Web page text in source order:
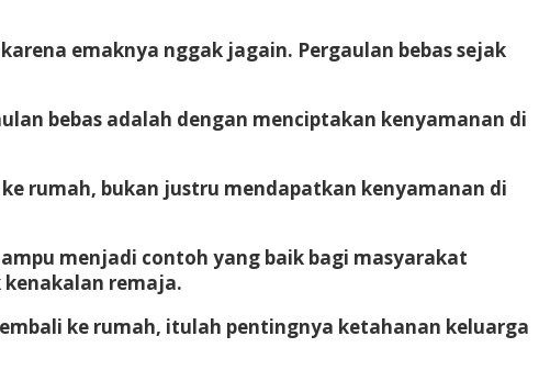
emaknya nggak jagain. Pergaulan bebas sejak
bebas adalah dengan menciptakan kenyamanan di
rumah, bukan justru mendapatkan kenyamanan di
menjadi contoh yang baik bagi masyarakat
remaja.
ke rumah, itulah pentingnya ketahanan keluarga